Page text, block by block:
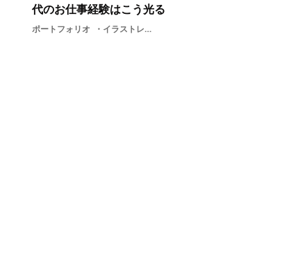
代のお仕事経験はこう光る
ポートフォリオ イラストレーター2Dデザイナー